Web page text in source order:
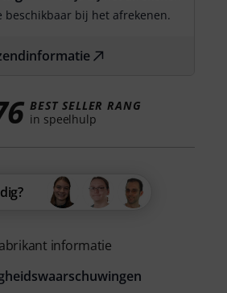
beschikbaar bij het afrekenen.
BEST SELLER RANG
in speelhulp
informatie